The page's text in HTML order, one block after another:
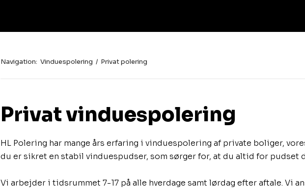
Navigation:Vinduespolering / Privat polering
Privat vinduespolering​
​HL Polering har mange års erfaring i vinduespolering af private boliger,
du er sikret en stabil vinduespudser, som sørger for, at du altid for pudset
Vi arbejder i tidsrummet 7-17 på alle hverdage samt lørdag efter aftale. Vi